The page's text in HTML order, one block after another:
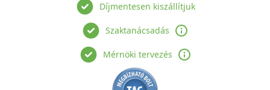
Díjmentesen kiszállítjuk
Szaktanácsadás
Mérnöki tervezés